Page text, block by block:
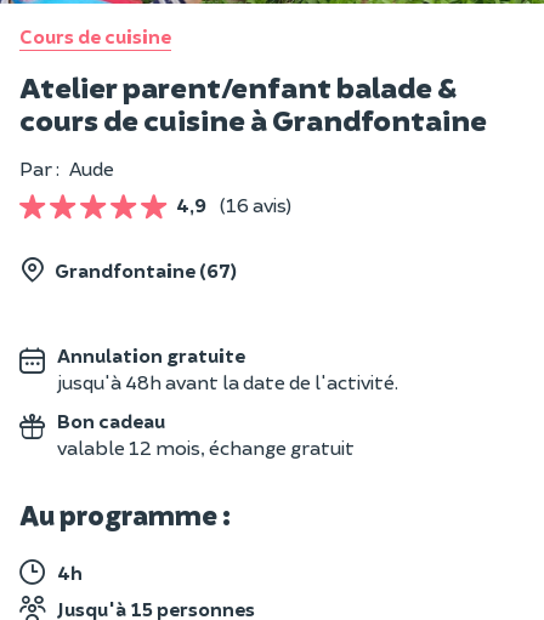
Cours de cuisine
Atelier parent/enfant balade &
cours de cuisine à Grandfontaine
Par : Aude
4,9 (16 avis)
Grandfontaine (67)
Annulation gratuite
jusqu'à 48h avant la date de l'activité.
Bon cadeau
valable 12 mois, échange gratuit
Au programme :
4h
Jusqu'à 15 personnes